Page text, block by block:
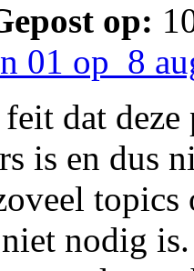
op:
01 op 8
dat
is en dus
topics
nodig is.